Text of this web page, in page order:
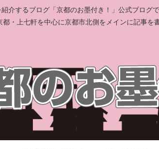
介するブログ「京都のお墨付き！」公式ブログ
・上七軒を中心に京都市北側をメインに記事を